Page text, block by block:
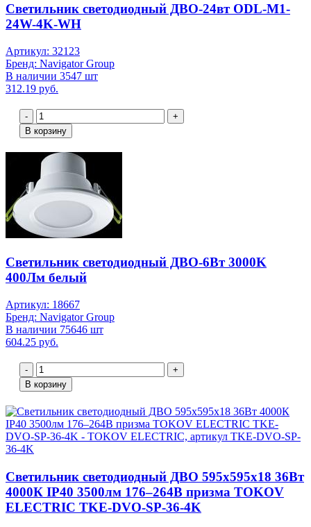
Светильник светодиодный ДВО-24вт ODL-M1-
24W-4K-WH
Артикул: 32123
Бренд: Navigator Group
В наличии 3547 шт
312.19 руб.
-
+
В корзину
Светильник светодиодный ДВО-6Вт 3000K
400Лм белый
Артикул: 18667
Бренд: Navigator Group
В наличии 75646 шт
604.25 руб.
-
+
В корзину
Светильник светодиодный ДВО 595х595х18 36Вт
4000К IP40 3500лм 176–264В призма TOKOV
ELECTRIC TKE-DVO-SP-36-4K